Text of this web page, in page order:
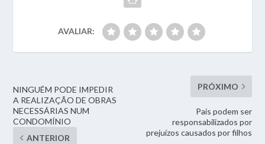
AVALIAR:
NINGUÉM PODE IMPEDIR
A REALIZAÇÃO DE OBRAS
NECESSÁRIAS NUM
CONDOMÍNIO
ANTERIOR
PRÓXIMO
Pais podem ser
responsabilizados por
prejuízos causados por filhos